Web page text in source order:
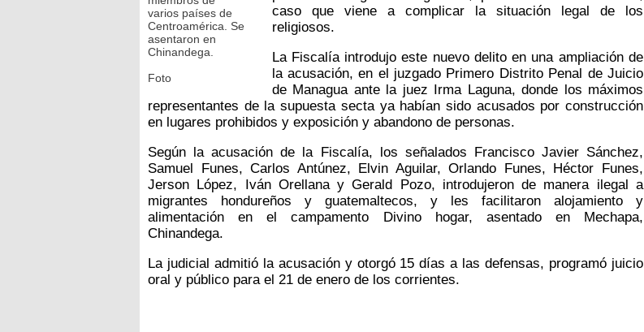
varios países de
Centroamérica. Se
asentaron en
Chinandega.
Foto
caso que viene a complicar la situación legal de los
religiosos.
La Fiscalía introdujo este nuevo delito en una ampliación de
la acusación, en el juzgado Primero Distrito Penal de Juicio
de Managua ante la juez Irma Laguna, donde los máximos
representantes de la supuesta secta ya habían sido acusados por construcción
en lugares prohibidos y exposición y abandono de personas.
Según la acusación de la Fiscalía, los señalados Francisco Javier Sánchez,
Samuel Funes, Carlos Antúnez, Elvin Aguilar, Orlando Funes, Héctor Funes,
Jerson López, Iván Orellana y Gerald Pozo, introdujeron de manera ilegal a
migrantes hondureños y guatemaltecos, y les facilitaron alojamiento y
alimentación en el campamento Divino hogar, asentado en Mechapa,
Chinandega.
La judicial admitió la acusación y otorgó 15 días a las defensas, programó juicio
oral y público para el 21 de enero de los corrientes.